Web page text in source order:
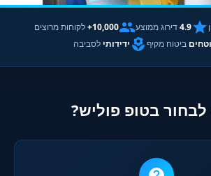
4.9דירוג ממוצע 10,000+
לקוחות מרוצים
ביטוח מקיף ידידותי לסביבה
בטופ פוליש?